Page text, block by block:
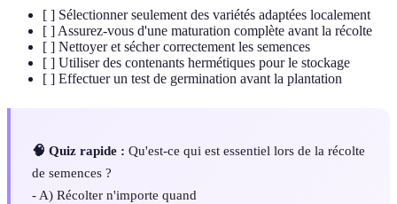
[ ] Sélectionner seulement des variétés adaptées localement
[ ] Assurez-vous d'une maturation complète avant la récolte
[ ] Nettoyer et sécher correctement les semences
[ ] Utiliser des contenants hermétiques pour le stockage
[ ] Effectuer un test de germination avant la plantation
🧠 Quiz rapide : Qu'est-ce qui est essentiel lors de la récolte
de semences ?
- A) Récolter n'importe quand